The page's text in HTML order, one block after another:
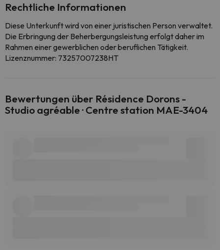
Rechtliche Informationen
Diese Unterkunft wird von einer juristischen Person verwaltet.
Die Erbringung der Beherbergungsleistung erfolgt daher im
Rahmen einer gewerblichen oder beruflichen Tätigkeit.
Lizenznummer: 73257007238HT
Bewertungen über Résidence Dorons -
Studio agréable · Centre station MAE-3404